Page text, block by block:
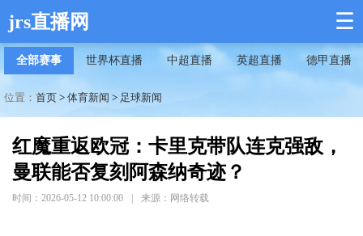
jrs直播网 ☰
全部赛事 世界杯直播 中超直播 英超直播 德甲直播
位置： 首页 > 体育新闻 > 足球新闻
红魔重返欧冠：卡里克带队连克强敌，
曼联能否复刻阿森纳奇迹？
时间：2026-05-12 10:00:00 来源：网络转载